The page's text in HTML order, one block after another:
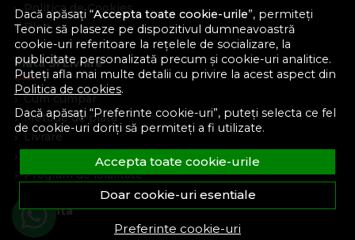
Dacă apăsați “Accepta toate cookie-urile”, permiteți
Teonic să plaseze pe dispozitivul dumneavoastră
cookie-uri referitoare la rețelele de socializare, la
publicitate personalizată precum și cookie-uri analitice.
Puteți afla mai multe detalii cu privire la acest aspect din
Politica de cookies.
Dacă apăsați “Preferinte cookie-uri”, puteți selecta ce fel
de cookie-uri doriți să permiteți a fi utilizate.
Accepta toate cookie-urile
Doar cookie-uri esentiale
Preferinte cookie-uri
Politica de Cookies
Blog
Plata Si Livrare
Cum cumpar
Metode de plata
Livrare
Politica de garantie si retururi
Program de loialitate
Asistenta